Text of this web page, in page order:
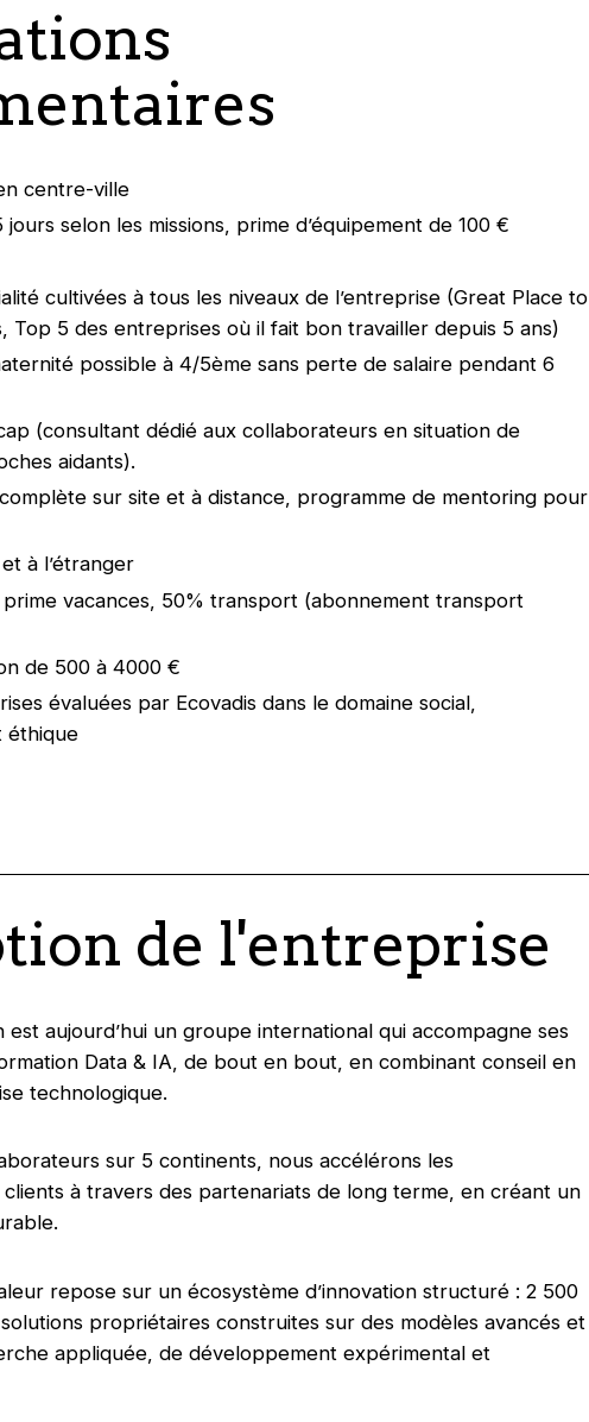
centre-ville
jours selon les missions, prime d’équipement de 100 €
cultivées à tous les niveaux de l’entreprise (Great Place to
Top 5 des entreprises où il fait bon travailler depuis 5 ans)
possible à 4/5ème sans perte de salaire pendant 6
(consultant dédié aux collaborateurs en situation de
aidants).
sur site et à distance, programme de mentoring pour
à l’étranger
vacances, 50% transport (abonnement transport
de 500 à 4000 €
évaluées par Ecovadis dans le domaine social,
éthique
de l'entreprise
est aujourd’hui un groupe international qui accompagne ses
Data & IA, de bout en bout, en combinant conseil en
technologique.
sur 5 continents, nous accélérons les
à travers des partenariats de long terme, en créant un
repose sur un écosystème d’innovation structuré : 2 500
propriétaires construites sur des modèles avancés et
appliquée, de développement expérimental et